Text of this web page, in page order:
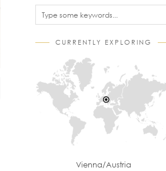
CURRENTLY EXPLORING
Vienna/Austria